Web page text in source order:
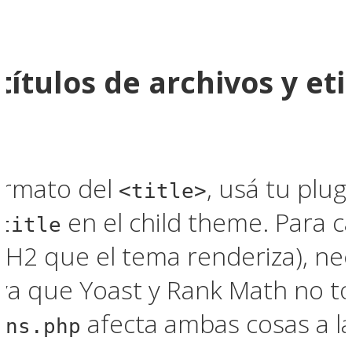
de archivos y
del <title>, usá tu
en el child theme. Para
que el tema renderiza),
que Yoast y Rank Math no
afecta ambas cosas a